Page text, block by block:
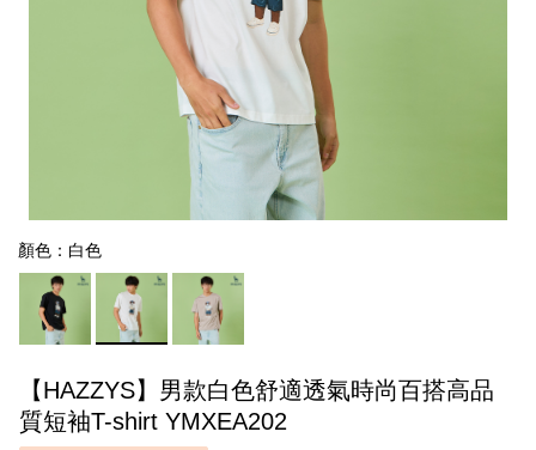
顏色：白色
【HAZZYS】男款白色舒適透氣時尚百搭高品
質短袖T-shirt YMXEA202